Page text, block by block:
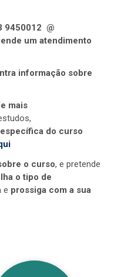
9450012 @
um atendimento
informação sobre
mais
do curso
o curso, e pretende
o tipo de
e prossiga com a sua